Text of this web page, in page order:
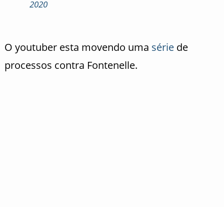
2020
O youtuber esta movendo uma sériede
processos contra Fontenelle.